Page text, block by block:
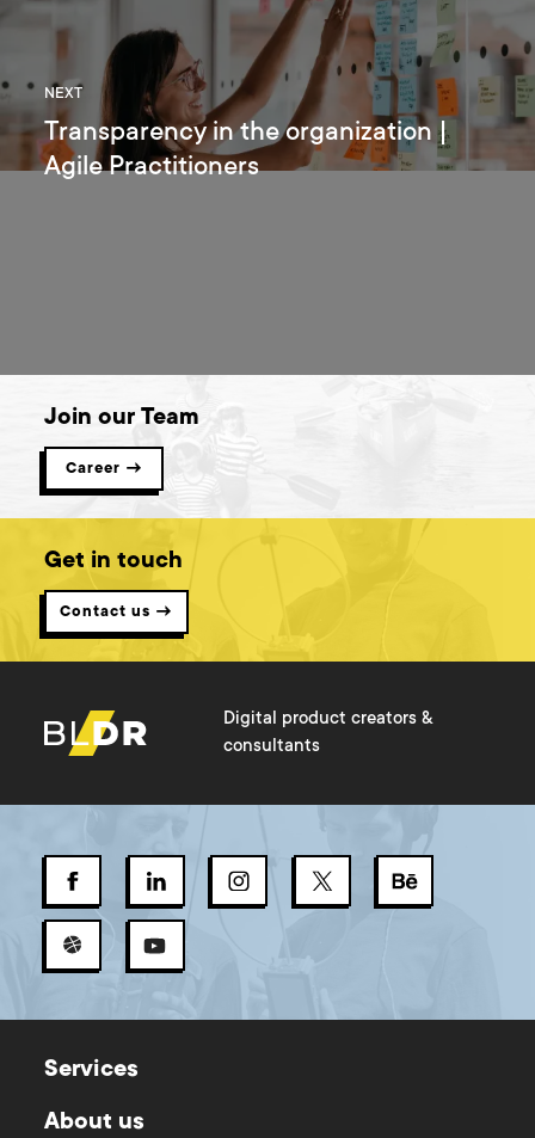
NEXT
Transparency in the organization |
Agile Practitioners
Join our Team
Career →
Get in touch
Contact us →
Digital product creators &
consultants
Services
About us